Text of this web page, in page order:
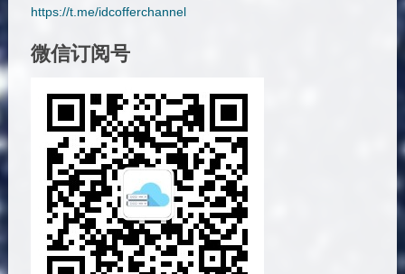
https://t.me/idcofferchannel
微信订阅号